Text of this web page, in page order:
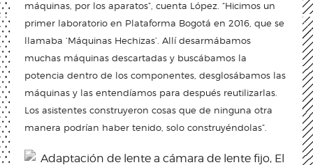
máquinas, por los aparatos”, cuenta López. “Hicimos un
primer laboratorio en Plataforma Bogotá en 2016, que se
llamaba ‘Máquinas Hechizas’. Allí desarmábamos
muchas máquinas descartadas y buscábamos la
potencia dentro de los componentes, desglosábamos las
máquinas y las entendíamos para después reutilizarlas.
Los asistentes construyeron cosas que de ninguna otra
manera podrían haber tenido, solo construyéndolas”.